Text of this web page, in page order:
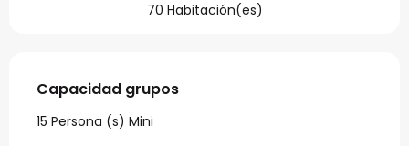
70 Habitación(es)
Capacidad grupos
Capacidad grupos
15 Persona (s) Mini